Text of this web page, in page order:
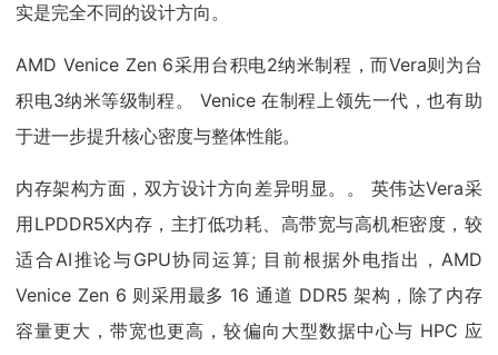
实是完全不同的设计方向。
AMD Venice Zen 6采用台积电2纳米制程，而Vera则为台
积电3纳米等级制程。 Venice 在制程上领先一代，也有助
于进一步提升核心密度与整体性能。
内存架构方面，双方设计方向差异明显。。 英伟达Vera采
用LPDDR5X内存，主打低功耗、高带宽与高机柜密度，较
适合AI推论与GPU协同运算; 目前根据外电指出，AMD
Venice Zen 6 则采用最多 16 通道 DDR5 架构，除了内存
容量更大，带宽也更高，较偏向大型数据中心与 HPC 应